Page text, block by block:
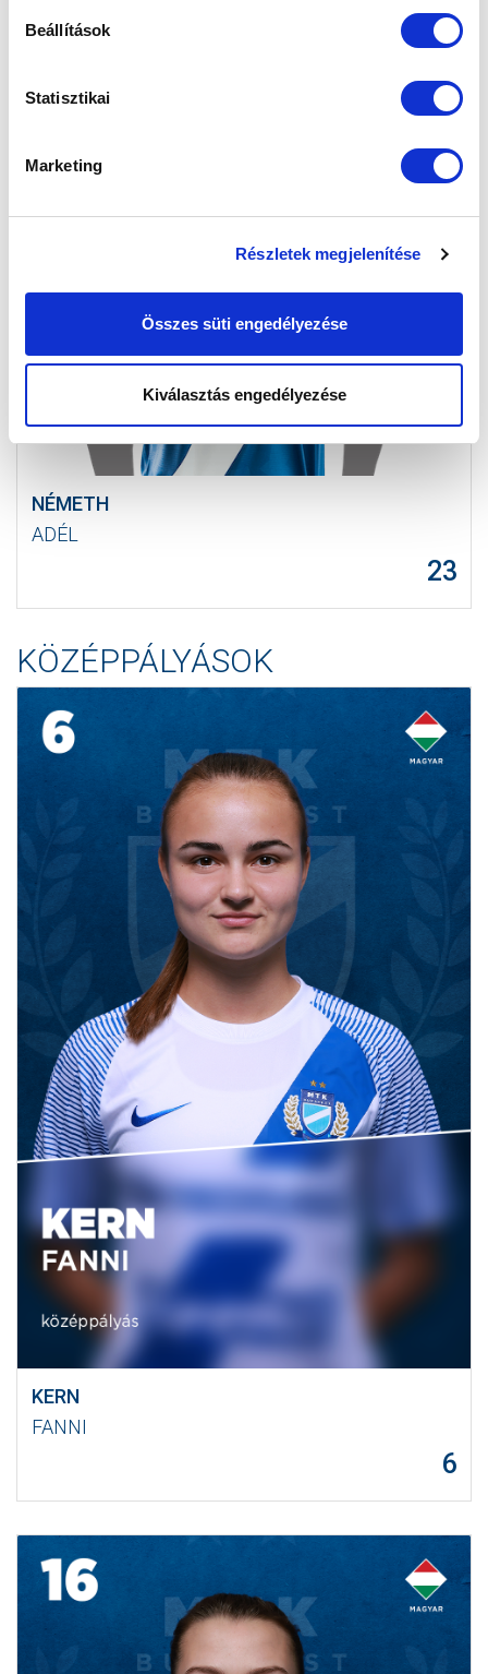
Beállítások
Statisztikai
Marketing
Részletek megjelenítése
Összes süti engedélyezése
Kiválasztás engedélyezése
NÉMETH
ADÉL
23
KÖZÉPPÁLYÁSOK
KERN
FANNI
6